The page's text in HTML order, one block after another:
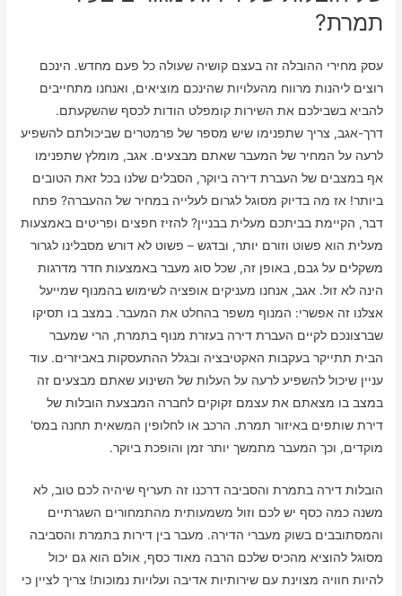
תמרת?
עסק מחירי ההובלה זה בעצם קושיה שעולה כל פעם מחדש. הינכם
רוצים ליהנות מרווח מהעלויות שהינכם מוציאים, ואנחנו מתחייבים
להביא בשבילכם את השירות קומפלט הודות לכסף שהשקעתם.
דרך-אגב, צריך שתפנימו שיש מספר של פרמטרים שביכולתם להשפיע
לרעה על המחיר של המעבר שאתם מבצעים. אגב, מומלץ שתפנימו
אף במצבים של העברת דירה ביוקר, הסבלים שלנו בכל זאת הטובים
ביותר! אז מה בדיוק מסוגל לגרום לעלייה במחיר של ההעברה? פתח
דבר, הקיימת בביתכם מעלית בבניין? להזיז חפצים ופריטים באמצעות
מעלית הוא פשוט וזורם יותר, ובדגש – פשוט לא דורש מסבלינו לגרור
משקלים על גבם, באופן זה, שכל סוג מעבר באמצעות חדר מדרגות
הינה לא זול. אגב, אנחנו מעניקים אופציה לשימוש בהמנוף שמייעל
אצלנו זה אפשרי: המנוף משפר בהחלט את המעבר. במצב בו תסיקו
שברצונכם לקיים העברת דירה בעזרת מנוף בתמרת, הרי שמעבר
הבית תתייקר בעקבות האקטיבציה ובגלל ההתעסקות באביזרים. עוד
עניין שיכול להשפיע לרעה על העלות של השינוע שאתם מבצעים זה
במצב בו מצאתם את עצמם זקוקים לחברה המבצעת הובלות של
דירת שותפים באיזור תמרת. הרכב או לחלופין המשאית תחנה במס'
מוקדים, וכך המעבר מתמשך יותר זמן והופכת ביוקר.
הובלות דירה בתמרת והסביבה דרכנו זה תעריף שיהיה לכם טוב, לא
משנה כמה כסף יש לכם וזול משמעותית מהתמחורים השגרתיים
והמסתובבים בשוק מעברי הדירה. מעבר בין דירות בתמרת והסביבה
מסוגל להוציא מהכיס שלכם הרבה מאוד כסף, אולם הוא גם יכול
להיות חוויה מצוינת עם שירותיות אדיבה ועלויות נמוכות! צריך לציין כי